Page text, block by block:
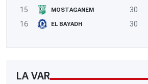
15
MOSTAGANEM 30
16
EL BAYADH 30
LA VAR